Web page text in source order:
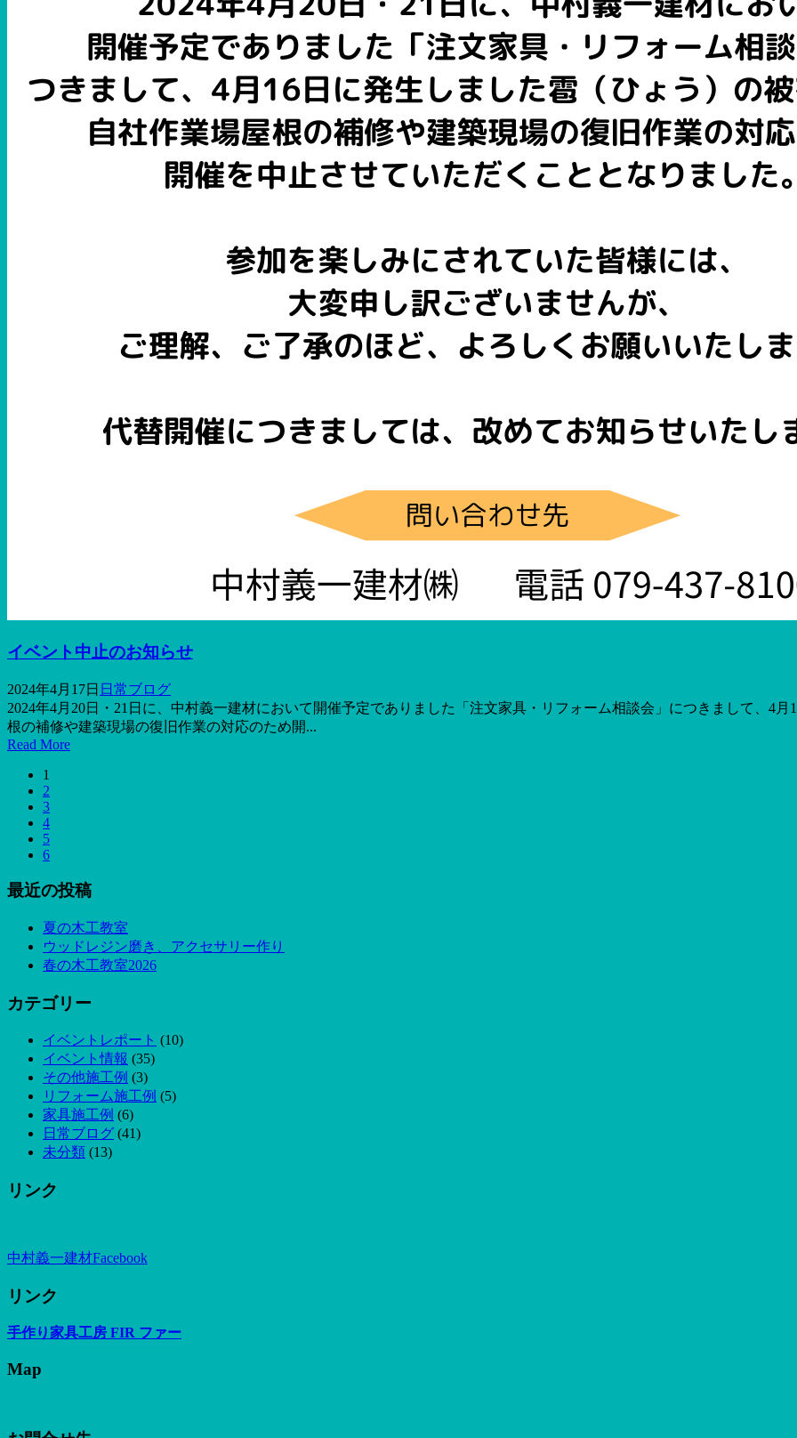
イベント中止のお知らせ
2024年4月17日 日常ブログ
2024年4月20日・21日に、中村義一建材において開催予定でありました「注文家具・リフォーム相談会」につきまして、4
根の補修や建築現場の復旧作業の対応のため開...
Read More
1
2
3
4
5
6
最近の投稿
夏の木工教室
ウッドレジン磨き、アクセサリー作り
春の木工教室2026
カテゴリー
イベントレポート (10)
イベント情報 (35)
その他施工例 (3)
リフォーム施工例 (5)
家具施工例 (6)
日常ブログ (41)
未分類 (13)
リンク
中村義一建材Facebook
リンク
手作り家具工房 FIR ファー
Map